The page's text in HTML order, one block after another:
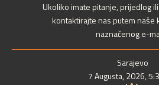
Ukoliko imate pitanje, prijedlog
kontaktirajte nas putem naše
naznačenog e-
Sarajevo
7 Augusta, 2026,